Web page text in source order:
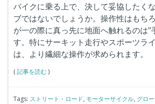
バイクに乗る上で、決して妥協したく
ブではないでしょうか。操作性はもち
が一の際に真っ先に地面へ触れるのは"
す。特にサーキット走行やスポーツラ
は、より繊細な操作が求められます。
(記事を読む)
Tags: ストリート・ロード, モーターサイクル, グロ